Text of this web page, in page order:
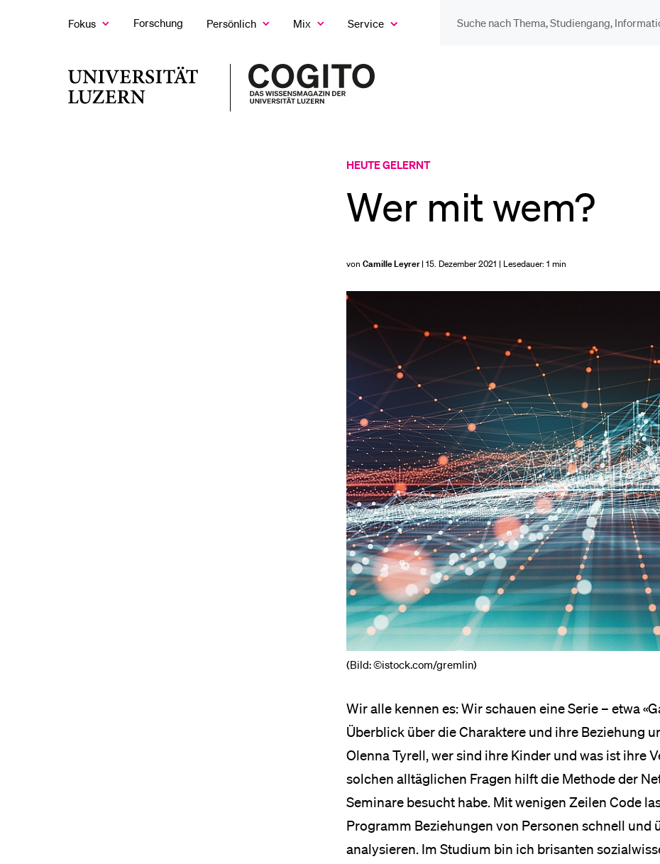
FokusZeige
Forschung Persönlich
Zeige
Untermenü
MixZeige
Untermenü
Service
Universität
Zur
HEUTE GELERNT
Wer mit wem?
von Camille Leyrer| 15. Dezember 2021 | Lesedauer: 1 min
(Bild: ©istock.com/gremlin)
Wir alle kennen es: Wir schauen eine Serie – etwa
Überblick über die Charaktere und ihre Beziehung
Olenna Tyrell, wer sind ihre Kinder und was ist ihre
solchen alltäglichen Fragen hilft die Methode der
Seminare besucht habe. Mit wenigen Zeilen Code
Programm Beziehungen von Personen schnell
analysieren. Im Studium bin ich brisanten
Sie haben noch keine Suche getätigt.
DIE UNI FÜR…
Mitarbeitende
Alumni
Stellensuchende
Förderer
Medien